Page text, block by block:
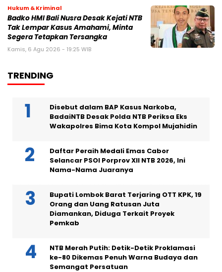
Hukum & Kriminal
Badko HMI Bali Nusra Desak Kejati NTB
Tak Lempar Kasus Amahami, Minta
Segera Tetapkan Tersangka
Kamis, 6 Agu 2026 - 19:25 WIB
TRENDING
Disebut dalam BAP Kasus Narkoba,
BadaiNTB Desak Polda NTB Periksa Eks
Wakapolres Bima Kota Kompol Mujahidin
Daftar Peraih Medali Emas Cabor
Selancar PSOI Porprov XII NTB 2026, Ini
Nama-Nama Juaranya
Bupati Lombok Barat Terjaring OTT KPK, 19
Orang dan Uang Ratusan Juta
Diamankan, Diduga Terkait Proyek
Pemkab
NTB Merah Putih: Detik-Detik Proklamasi
ke-80 Dikemas Penuh Warna Budaya dan
Semangat Persatuan